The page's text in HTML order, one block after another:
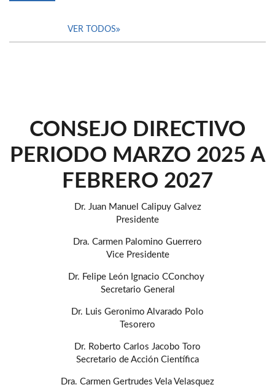
VER TODOS
CONSEJO DIRECTIVO
PERIODO MARZO 2025 A
FEBRERO 2027
Dr. Juan Manuel Calipuy Galvez
Presidente
Dra. Carmen Palomino Guerrero
Vice Presidente
Dr. Felipe León Ignacio CConchoy
Secretario General
Dr. Luis Geronimo Alvarado Polo
Tesorero
Dr. Roberto Carlos Jacobo Toro
Secretario de Acción Científica
Dra. Carmen Gertrudes Vela Velasquez